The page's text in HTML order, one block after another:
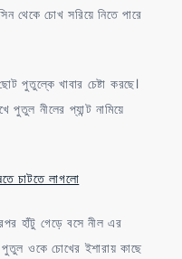
থেকে চোখ সরিয়ে নিতে পারে
পুতুল্কে খাবার চেষ্টা করছে।
পুতুল নীলের প্যান্ট নামিয়ে
চাটতে লাগলো
হাঁটু গেড়ে বসে নীল এর
ওকে চোখের ইশারায় কাছে